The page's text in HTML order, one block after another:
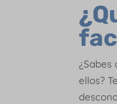
ellos?